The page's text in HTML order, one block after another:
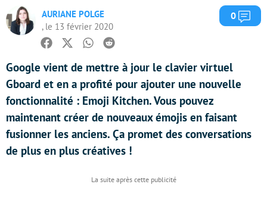
AURIANE POLGE
, le 13 février 2020
0
Facebook
TwitterWhatsapp
Reddit
Google vient de mettre à jour le clavier virtuel
Gboard et en a profité pour ajouter une nouvelle
fonctionnalité : Emoji Kitchen. Vous pouvez
maintenant créer de nouveaux émojis en faisant
fusionner les anciens. Ça promet des conversations
de plus en plus créatives !